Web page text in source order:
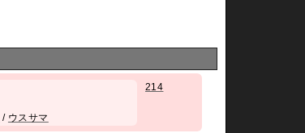
/ ウスサマ
214